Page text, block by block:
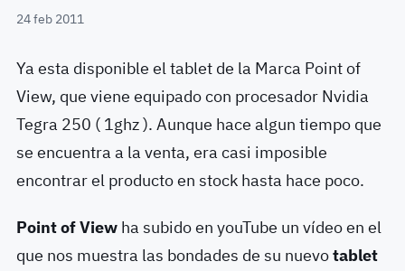
24 feb 2011
Ya esta disponible el tablet de la Marca Point of
View, que viene equipado con procesador Nvidia
Tegra 250 ( 1ghz ). Aunque hace algun tiempo que
se encuentra a la venta, era casi imposible
encontrar el producto en stock hasta hace poco.
Point of Viewha subido en youTube un vídeo en el
que nos muestra las bondades de su nuevotablet